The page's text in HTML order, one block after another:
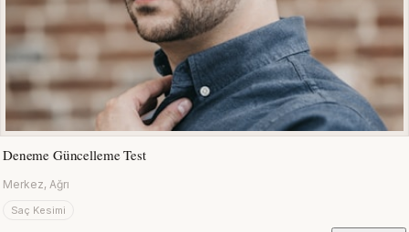
Deneme Güncelleme Test
Merkez, Ağrı
Saç Kesimi